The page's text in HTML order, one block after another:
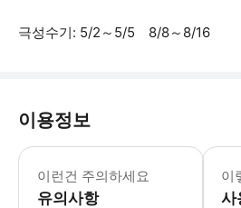
극성수기: 5/2～5/5 8/8～8/16
이용정보
이런건 주의하세요
유의사항
‣ 픽업
이
사